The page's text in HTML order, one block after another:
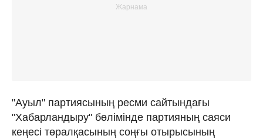
"Ауыл" партиясының ресми сайтындағы
"Хабарландыру" бөлімінде партияның саяси
кеңесі төралқасының соңғы отырысының